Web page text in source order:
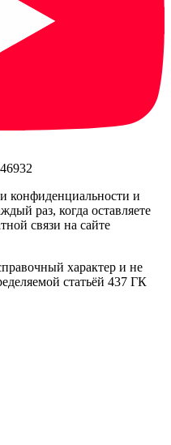
конфиденциальности и
раз, когда оставляете
связи на сайте
характер и не
статьёй 437 ГК